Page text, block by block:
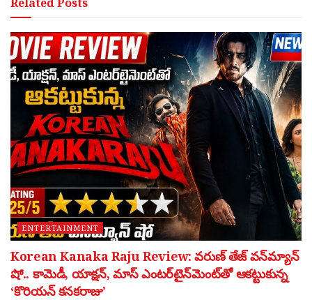
ENTERTAINMENT
Korean Kanaka Raju Review: వరుణ్ తేజ్ వన్‌మ్యాన్
షో.. కామెడీ, యాక్షన్, మాస్ ఎంటర్‌టైన్‌మెంట్‌తో ఆకట్టుకున్న
‘కొరియన్ కనకరాజు’